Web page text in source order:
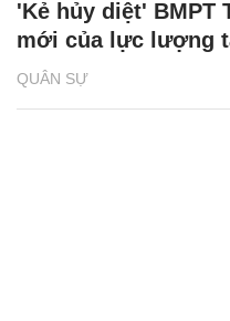
QUÂN SỰ
'Kẻ hủy diệt' BMPT
mới của lực lượng